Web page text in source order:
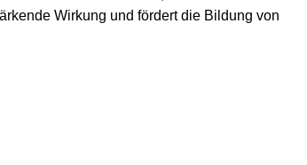
Wirkung und fördert die Bildung von